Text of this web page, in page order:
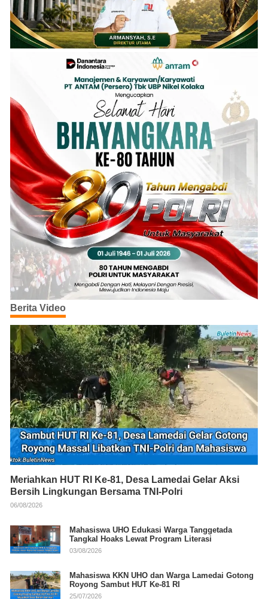
Berita Video
Meriahkan HUT RI Ke-81, Desa Lamedai Gelar Aksi
Bersih Lingkungan Bersama TNI-Polri
06/08/2026
Mahasiswa UHO Edukasi Warga Tanggetada
Tangkal Hoaks Lewat Program Literasi
03/08/2026
Mahasiswa KKN UHO dan Warga Lamedai Gotong
Royong Sambut HUT Ke-81 RI
25/07/2026